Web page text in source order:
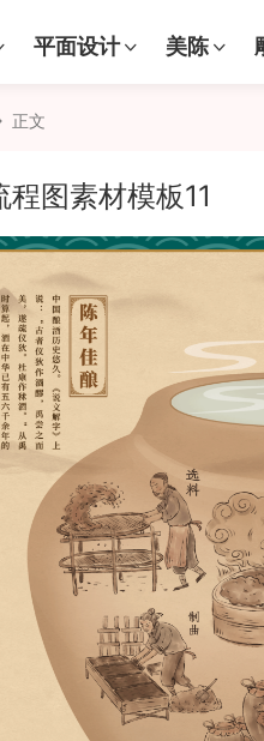
平面设计 美陈
正文
图素材模板11